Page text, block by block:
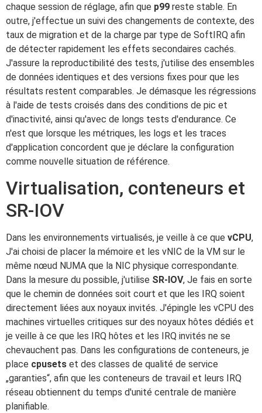
chaque session de réglage, afin que p99 reste stable. En
outre, j'effectue un suivi des changements de contexte, des
taux de migration et de la charge par type de SoftIRQ afin
de détecter rapidement les effets secondaires cachés.
J'assure la reproductibilité des tests, j'utilise des ensembles
de données identiques et des versions fixes pour que les
résultats restent comparables. Je démasque les régressions
à l'aide de tests croisés dans des conditions de pic et
d'inactivité, ainsi qu'avec de longs tests d'endurance. Ce
n'est que lorsque les métriques, les logs et les traces
d'application concordent que je déclare la configuration
comme nouvelle situation de référence.
Virtualisation, conteneurs et
SR-IOV
Dans les environnements virtualisés, je veille à ce que vCPU,
J'ai choisi de placer la mémoire et les vNIC de la VM sur le
même nœud NUMA que la NIC physique correspondante.
Dans la mesure du possible, j'utilise SR-IOV, Je fais en sorte
que le chemin de données soit court et que les IRQ soient
directement liées aux noyaux invités. J'épingle les vCPU des
machines virtuelles critiques sur des noyaux hôtes dédiés et
je veille à ce que les IRQ hôtes et les IRQ invités ne se
chevauchent pas. Dans les configurations de conteneurs, je
place cpusets et des classes de qualité de service
„garanties“, afin que les conteneurs de travail et leurs IRQ
réseau obtiennent du temps d'unité centrale de manière
planifiable.